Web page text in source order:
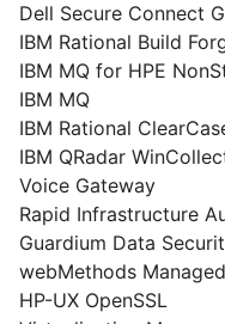
Dell Secure Connect
IBM Rational Build
IBM MQ for HPE
IBM MQ
IBM Rational
IBM QRadar
Voice Gateway
Rapid Infrastructure
Guardium Data
webMethods
HP-UX OpenSSL